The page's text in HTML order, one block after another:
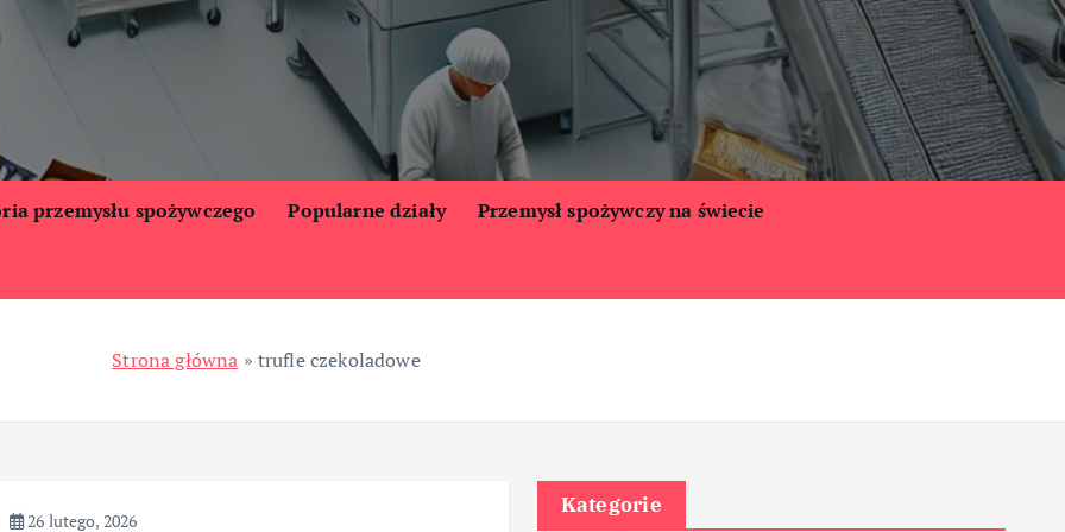
przemysłu spożywczego Popularne działy Przemysł spożywczy na świecie
Strona główna » trufle czekoladowe
26 lutego, 2026
Kategorie